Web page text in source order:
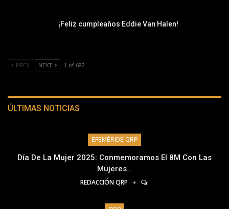
¡Feliz cumpleaños Eddie Van Halen!
PREV NEXT 1 of 682
ÚLTIMAS NOTICIAS
EFEMÉRIDE QRP
Día De La Mujer 2025: Conmemoramos El 8M Con Las
Mujeres…
REDACCIÓN QRP